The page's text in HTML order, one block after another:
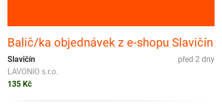
Balič/ka objednávek z e-shopu Slavičín
před 2 dny
Slavičín
LAVONIO s.r.o.
135 Kč